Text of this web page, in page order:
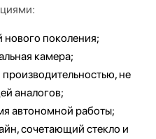
нового поколения;
камера;
не
аналогов;
автономной работы;
сочетающий стекло и